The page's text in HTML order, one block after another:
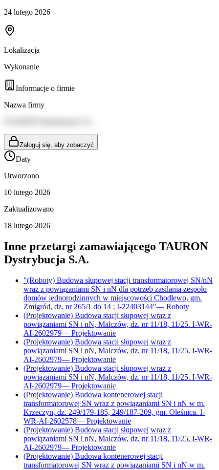
24 lutego 2026
Lokalizacja
Wykonanie
Informacje o firmie
Nazwa firmy
Zaloguj się, aby zobaczyć
Daty
Utworzono
10 lutego 2026
Zaktualizowano
18 lutego 2026
Inne przetargi zamawiającego TAURON
Dystrybucja S.A.
"(Roboty) Budowa słupowej stacji transformatorowej SN/nN
wraz z powiązaniami SN i nN dla potrzeb zasilania zespołu
domów jednorodzinnych w miejscowości Chodlewo, gm.
Żmigród, dz. nr 265/1 do 14 ; I-22403144"— Roboty
(Projektowanie) Budowa stacji słupowej wraz z
powiązaniami SN i nN, Malczów, dz. nr 11/18, 11/25. I-WR-
AI-2602979— Projektowanie
(Projektowanie) Budowa stacji słupowej wraz z
powiązaniami SN i nN, Malczów, dz. nr 11/18, 11/25. I-WR-
AI-2602979— Projektowanie
(Projektowanie) Budowa stacji słupowej wraz z
powiązaniami SN i nN, Malczów, dz. nr 11/18, 11/25. I-WR-
AI-2602979— Projektowanie
(Projektowanie) Budowa kontenerowej stacji
transformatorowej SN wraz z powiązaniami SN i nN w m.
Krzeczyn, dz. 249/179-185, 249/187-209, gm. Oleśnica. I-
WR-AI-2602578— Projektowanie
(Projektowanie) Budowa stacji słupowej wraz z
powiązaniami SN i nN, Malczów, dz. nr 11/18, 11/25. I-WR-
AI-2602979— Projektowanie
(Projektowanie) Budowa kontenerowej stacji
transformatorowej SN wraz z powiązaniami SN i nN w m.